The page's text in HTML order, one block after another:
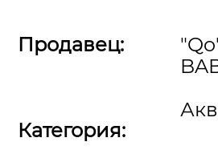
Продавец:
Категория: